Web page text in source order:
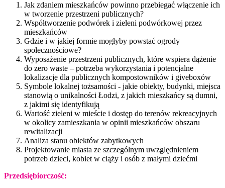
Jak zdaniem mieszkańców powinno przebiegać włączenie ich
w tworzenie przestrzeni publicznych?
Współtworzenie podwórek i zieleni podwórkowej przez
mieszkańców
Gdzie i w jakiej formie mogłyby powstać ogrody
społecznościowe?
Wyposażenie przestrzeni publicznych, które wspiera dążenie
do zero waste – potrzeba wykorzystania i potencjalne
lokalizacje dla publicznych kompostowników i giveboxów
Symbole lokalnej tożsamości - jakie obiekty, budynki, miejsca
stanowią o unikalności Łodzi, z jakich mieszkańcy są dumni,
z jakimi się identyfikują
Wartość zieleni w mieście i dostęp do terenów rekreacyjnych
w okolicy zamieszkania w opinii mieszkańców obszaru
rewitalizacji
Analiza stanu obiektów zabytkowych
Projektowanie miasta ze szczególnym uwzględnieniem
potrzeb dzieci, kobiet w ciąży i osób z małymi dziećmi
Przedsiębiorczość: